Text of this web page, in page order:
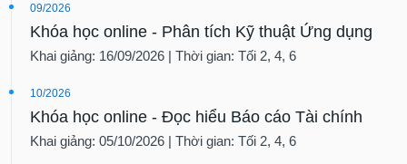
09/2026
Khóa học online - Phân tích Kỹ thuật Ứng dụng
Khai giảng: 16/09/2026 | Thời gian: Tối 2, 4, 6
10/2026
Khóa học online - Đọc hiểu Báo cáo Tài chính
Khai giảng: 05/10/2026 | Thời gian: Tối 2, 4, 6